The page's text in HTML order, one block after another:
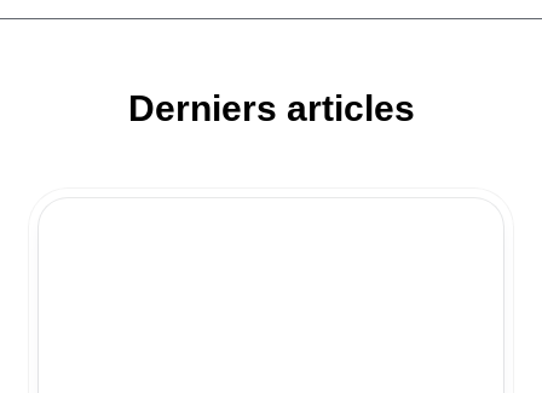
Derniers articles